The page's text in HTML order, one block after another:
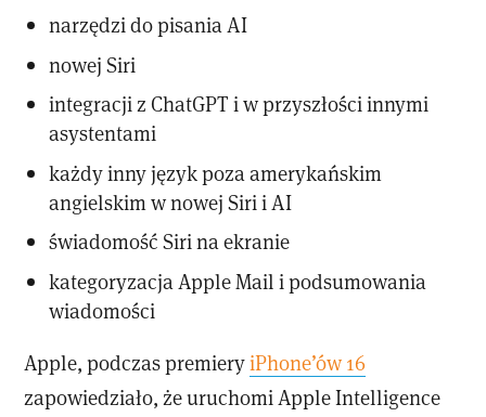
narzędzi do pisania AI
nowej Siri
integracji z ChatGPT i w przyszłości innymi
asystentami
każdy inny język poza amerykańskim
angielskim w nowej Siri i AI
świadomość Siri na ekranie
kategoryzacja Apple Mail i podsumowania
wiadomości
Apple, podczas premieryiPhone’ów 16
zapowiedziało, że uruchomi Apple Intelligence